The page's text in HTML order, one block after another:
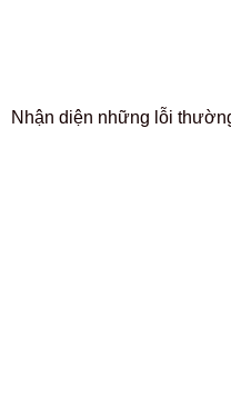
Nhận diện những lỗi